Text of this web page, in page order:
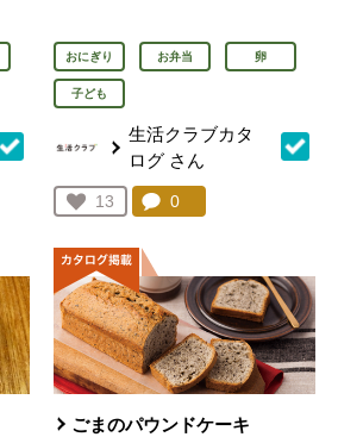
おにぎり お弁当 卵
子ども
生活クラブカタ
ログ さん
お気に入り登録：
13
人が登録
コメント：
0件。コメントを見る。
ごまのパウンドケーキ